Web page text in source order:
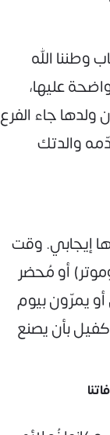
وطننا الله
عليها،
ولدها جاء الفرع
والدتك
إيجابي. وقت
أو مُحضر
يمرّون بيوم
بأن يصنع